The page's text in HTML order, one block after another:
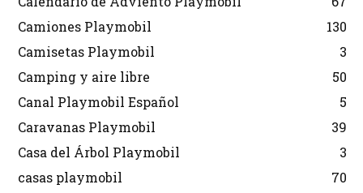
Camiones Playmobil
130
Camisetas Playmobil
3
Camping y aire libre
50
Canal Playmobil Español
5
Caravanas Playmobil
39
Casa del Árbol Playmobil
3
casas playmobil
70